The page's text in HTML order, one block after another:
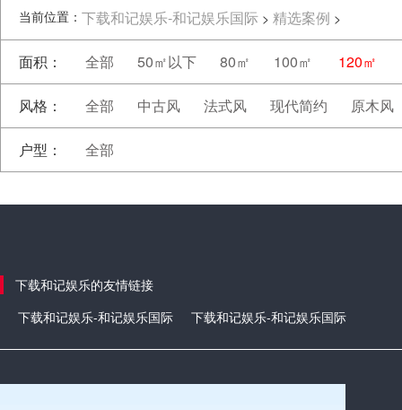
当前位置： 下载和记娱乐-和记娱乐国际 > 精选案例 >
面积： 全部 50㎡以下 80㎡ 100㎡ 120㎡
风格： 全部 中古风 法式风 现代简约 原木风
户型： 全部
下载和记娱乐的友情链接
下载和记娱乐-和记娱乐国际
下载和记娱乐-和记娱乐国际